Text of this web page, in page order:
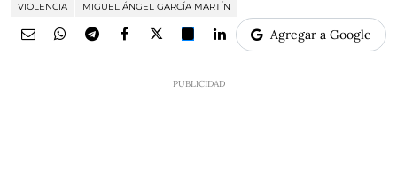
VIOLENCIA
MIGUEL ÁNGEL GARCÍA MARTÍN
Agregar a Google